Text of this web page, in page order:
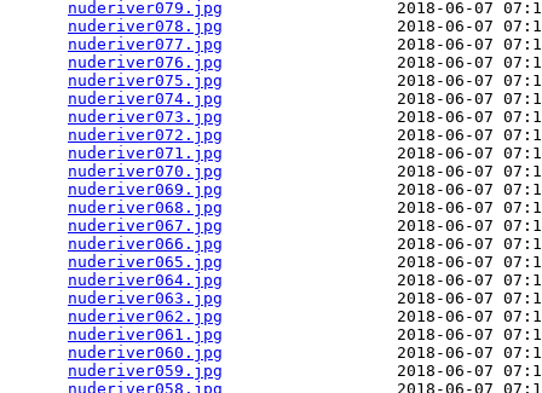
nuderiver079.jpg
2018-06-07
nuderiver078.jpg
2018-06-07
nuderiver077.jpg
2018-06-07
nuderiver076.jpg
2018-06-07
nuderiver075.jpg
2018-06-07
nuderiver074.jpg
2018-06-07
nuderiver073.jpg
2018-06-07
nuderiver072.jpg
2018-06-07
nuderiver071.jpg
2018-06-07
nuderiver070.jpg
2018-06-07
nuderiver069.jpg
2018-06-07
nuderiver068.jpg
2018-06-07
nuderiver067.jpg
2018-06-07
nuderiver066.jpg
2018-06-07
nuderiver065.jpg
2018-06-07
nuderiver064.jpg
2018-06-07
nuderiver063.jpg
2018-06-07
nuderiver062.jpg
2018-06-07
nuderiver061.jpg
2018-06-07
nuderiver060.jpg
2018-06-07
nuderiver059.jpg
2018-06-07
nuderiver058.jpg
2018-06-07